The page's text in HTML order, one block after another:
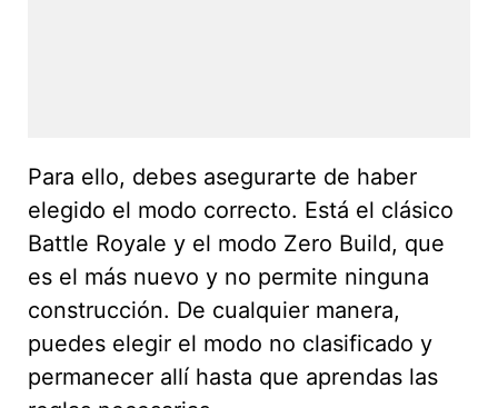
Para ello, debes asegurarte de haber
elegido el modo correcto. Está el clásico
Battle Royale y el modo Zero Build, que
es el más nuevo y no permite ninguna
construcción. De cualquier manera,
puedes elegir el modo no clasificado y
permanecer allí hasta que aprendas las